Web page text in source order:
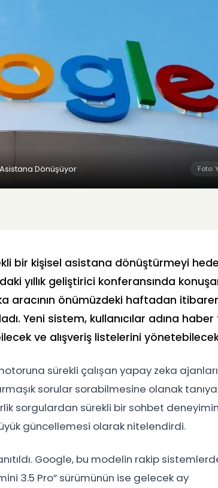
Dönüşüyor Foto:
bir kişisel asistana dönüştürmeyi
yıllık geliştirici konferansında
aracının önümüzdeki haftadan
Yeni sistem, kullanıcılar adına
ve alışveriş listelerini
sürekli çalışan yapay zeka ajanları
sorular sorabilmesine olanak
sorgulardan sürekli bir sohbet
güncellemesi olarak nitelendirdi.
Google, bu modelin rakip
3.5 Pro” sürümünün ise gelecek ay